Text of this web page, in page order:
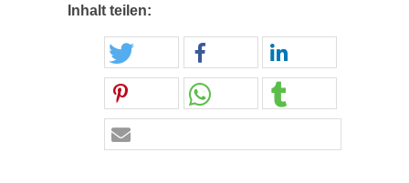
Inhalt teilen: